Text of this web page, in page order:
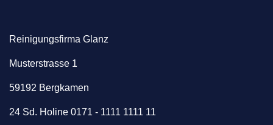
Reinigungsfirma Glanz
Musterstrasse 1
59192 Bergkamen
24 Sd. Holine 0171 - 1111 1111 11